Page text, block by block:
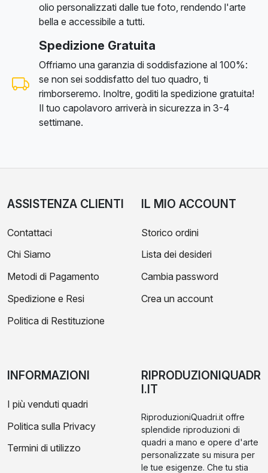
olio personalizzati dalle tue foto, rendendo l'arte
bella e accessibile a tutti.
Spedizione Gratuita
Offriamo una garanzia di soddisfazione al 100%:
se non sei soddisfatto del tuo quadro, ti
rimborseremo. Inoltre, goditi la spedizione gratuita!
Il tuo capolavoro arriverà in sicurezza in 3-4
settimane.
ASSISTENZA CLIENTI
Contattaci
Chi Siamo
Metodi di Pagamento
Spedizione e Resi
Politica di Restituzione
IL MIO ACCOUNT
Storico ordini
Lista dei desideri
Cambia password
Crea un account
INFORMAZIONI
I più venduti quadri
Politica sulla Privacy
Termini di utilizzo
RIPRODUZIONIQUADR
I.IT
RiproduzioniQuadri.it offre
splendide riproduzioni di
quadri a mano e opere d'arte
personalizzate su misura per
le tue esigenze. Che tu stia